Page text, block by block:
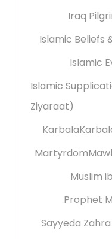
Iraq
Islamic Beliefs
Islamic
Islamic
Ziyaraat)
Karbala
Martyrdom
Muslim
Prophet
Sayyeda Zahra